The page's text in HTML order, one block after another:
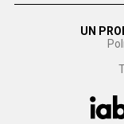
UN